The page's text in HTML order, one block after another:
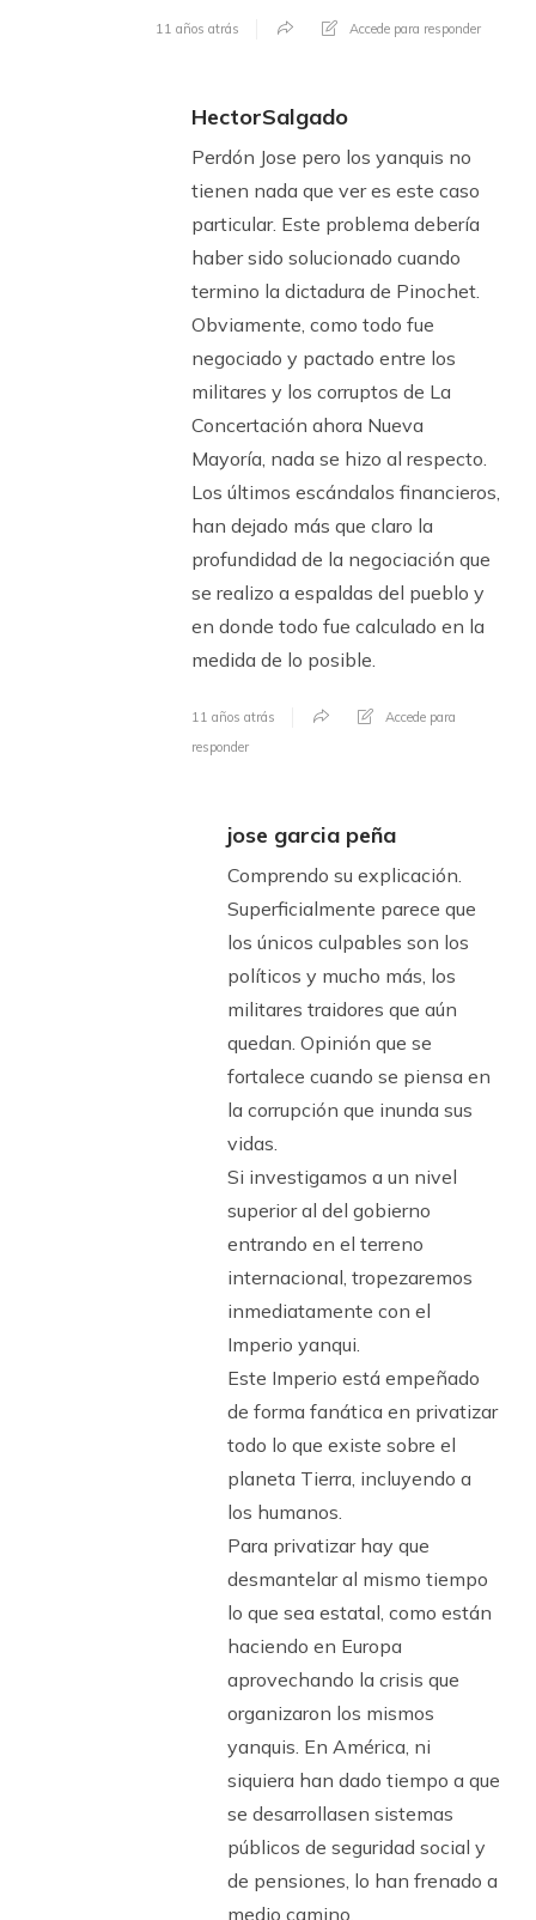
11 años atrás Accede para responder
HectorSalgado
Perdón Jose pero los yanquis no
tienen nada que ver es este caso
particular. Este problema debería
haber sido solucionado cuando
termino la dictadura de Pinochet.
Obviamente, como todo fue
negociado y pactado entre los
militares y los corruptos de La
Concertación ahora Nueva
Mayoría, nada se hizo al respecto.
Los últimos escándalos financieros,
han dejado más que claro la
profundidad de la negociación que
se realizo a espaldas del pueblo y
en donde todo fue calculado en la
medida de lo posible.
11 años atrás
Accede para
responder
jose garcia peña
Comprendo su explicación.
Superficialmente parece que
los únicos culpables son los
políticos y mucho más, los
militares traidores que aún
quedan. Opinión que se
fortalece cuando se piensa en
la corrupción que inunda sus
vidas.
Si investigamos a un nivel
superior al del gobierno
entrando en el terreno
internacional, tropezaremos
inmediatamente con el
Imperio yanqui.
Este Imperio está empeñado
de forma fanática en privatizar
todo lo que existe sobre el
planeta Tierra, incluyendo a
los humanos.
Para privatizar hay que
desmantelar al mismo tiempo
lo que sea estatal, como están
haciendo en Europa
aprovechando la crisis que
organizaron los mismos
yanquis. En América, ni
siquiera han dado tiempo a que
se desarrollasen sistemas
públicos de seguridad social y
de pensiones, lo han frenado a
medio camino.